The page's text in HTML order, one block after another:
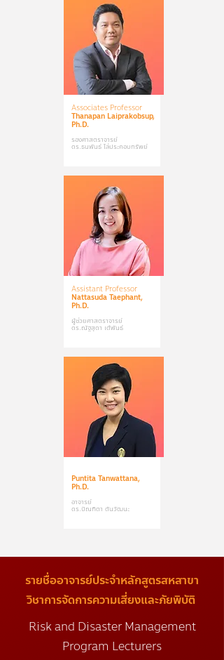
Associates Professor
Thanapan Laiprakobsup,
Ph.D.
รองศาสตราจารย์
ดร.ธนพันธ์ ไล่ประกอบทรัพย์
Assistant Professor
Nattasuda Taephant,
Ph.D.
ผู้ช่วยศาสตราจารย์
ดร.ณัฐสุดา เต้พันธ์
Puntita Tanwattana,
Ph.D.
อาจารย์
ดร.ปัณฑิตา ตันวัฒนะ
รายชื่ออาจารย์ประจำหลักสูตรสหสาขา
วิชาการจัดการความเสี่ยงและภัยพิบัติ
Risk and Disaster Management
Program Lecturers